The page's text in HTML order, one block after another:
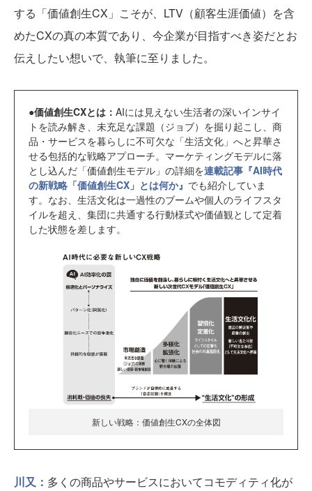
する「価値創生CX」こそが、LTV（顧客生涯価値）を含
めたCXの真の本質であり、今企業が目指すべき姿だとお
伝えしたい想いで、執筆に至りました。
●価値創生CXとは： AIには見えない生活者の深いインサイ
トを読み解き、未充足な課題（ジョブ）を掘り起こし、商
品・サービスを暮らしに不可欠な「生活文化」へと昇華さ
せる包括的な戦略アプローチ。マーケティングモデルに落
とし込んだ「価値創生モデル」の詳細を連載記事『AI時代
の新戦略「価値創生CX」とは何か』 でも紹介していま
す。なお、生活文化は一過性のブームや個人のライフスタ
イルを超え、集団に共通する行動様式や価値観として定着
した状態を差します。
新しい戦略：価値創生CXの全体図
川又： 多くの商品やサービスにおいてコモディティ化が